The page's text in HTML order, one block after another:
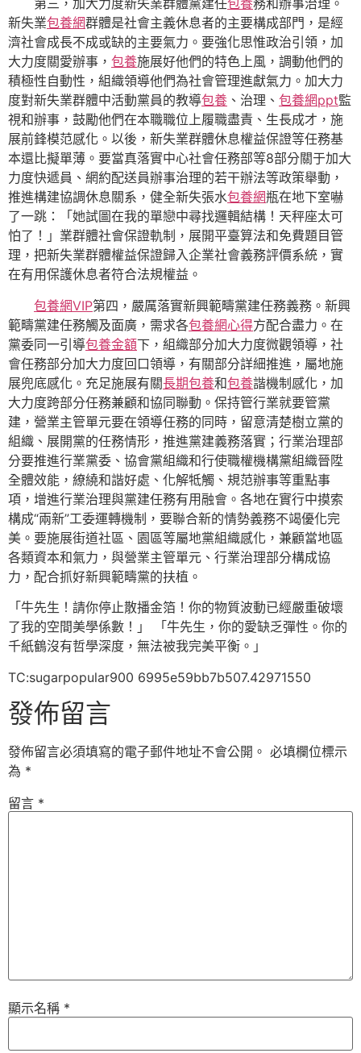
第三，加大力度新失業群體黨建任包養務和辦事治理。
新失業包養網群體是社會主義休息者的主要構成部門，是經
濟社會成長不成或缺的主要氣力。要強化思惟政治引領，加
大力度關愛辦事， 包養施展好他們的特色上風，調動他們的
積極性自動性，組織領導他們為社會管理進獻氣力。加大力
度對新失業群體中活動黨員的教導包養 、治理、 包養網ppt監
視和辦事，鼓勵他們在本職職位上履職盡責、生長成才，施
展前鋒模范感化。以後，新失業群體休息權益保證等任務基
本還比擬單薄。要當真落實中心社會任務部等8部分關于加大
力度快遞員、網約配送員辦事治理的若干辦法等政策舉動，
推進構建協調休息關系，健全新失張水包養網瓶在地下室嚇
了一跳：「她試圖在我的單戀中尋找邏輯結構！天秤座太可
怕了！」業群體社會保證軌制，展開平臺算法和免費題目管
理，把新失業群體權益保證歸入企業社會義務評價系統，實
在有用保護休息者符合法規權益。
包養網VIP第四，嚴厲落實新興範疇黨建任務義務。新興
範疇黨建任務觸及面廣，需求各包養網心得方配合盡力。在
黨委同一引導包養金額下，組織部分加大力度微觀領導，社
會任務部分加大力度回口領導，有關部分詳細推進，屬地施
展兜底感化。充足施展有關長期包養和包養諧機制感化，加
大力度跨部分任務兼顧和協同聯動。保持管行業就要管黨
建，營業主管單元要在領導任務的同時，留意清楚樹立黨的
組織、展開黨的任務情形，推進黨建義務落實；行業治理部
分要推進行業黨委、協會黨組織和行使職權機構黨組織晉陞
全體效能，繚繞和諧好處、化解牴觸、規范辦事等重點事
項，增進行業治理與黨建任務有用融會。各地在實行中摸索
構成“兩新”工委運轉機制，要聯合新的情勢義務不竭優化完
美。要施展街道社區、園區等屬地黨組織感化，兼顧當地區
各類資本和氣力，與營業主管單元、行業治理部分構成協
力，配合抓好新興範疇黨的扶植。
「牛先生！請你停止散播金箔！你的物質波動已經嚴重破壞
了我的空間美學係數！」 「牛先生，你的愛缺乏彈性。你的
千紙鶴沒有哲學深度，無法被我完美平衡。」
TC:sugarpopular900 6995e59bb7b507.42971550
發佈留言
發佈留言必須填寫的電子郵件地址不會公開。 必填欄位標示
為 *
留言 *
顯示名稱 *